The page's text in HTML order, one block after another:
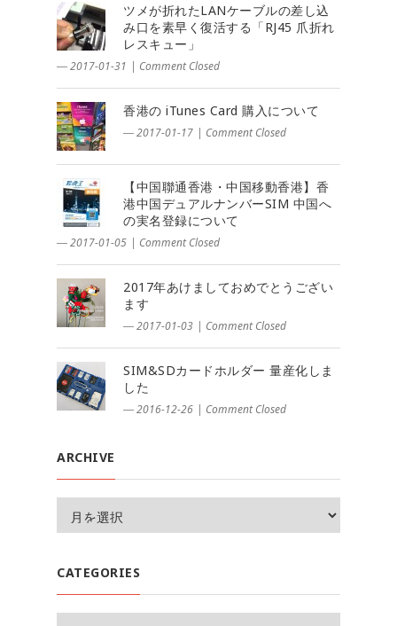
ツメが折れたLANケーブルの差し込
み口を素早く復活する「RJ45 爪折れ
レスキュー」
― 2017-01-31 | Comment Closed
香港の iTunes Card 購入について
― 2017-01-17 | Comment Closed
【中国聯通香港・中国移動香港】香
港中国デュアルナンバーSIM 中国へ
の実名登録について
― 2017-01-05 | Comment Closed
2017年あけましておめでとうござい
ます
― 2017-01-03 | Comment Closed
SIM&SDカードホルダー 量産化しま
した
― 2016-12-26 | Comment Closed
ARCHIVE
CATEGORIES